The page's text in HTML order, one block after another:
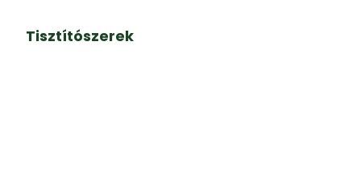
Tisztítószerek